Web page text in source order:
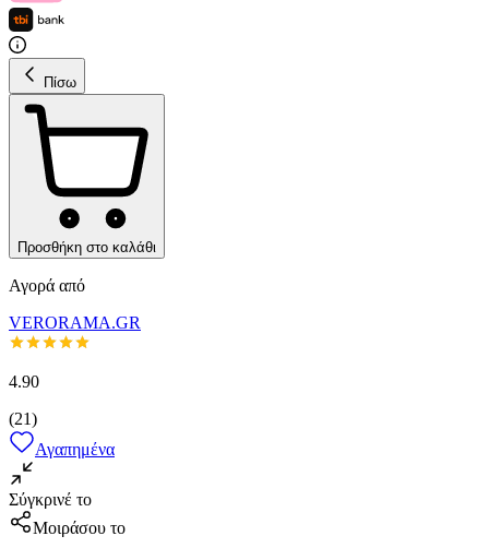
Πίσω
Προσθήκη στο καλάθι
Αγορά από
VERORAMA.GR
4.90
(21)
Αγαπημένα
Σύγκρινέ το
Μοιράσου το